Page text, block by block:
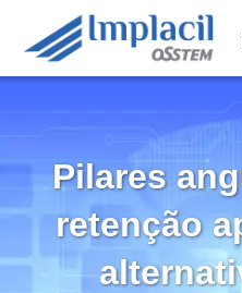
Pilares
retenção